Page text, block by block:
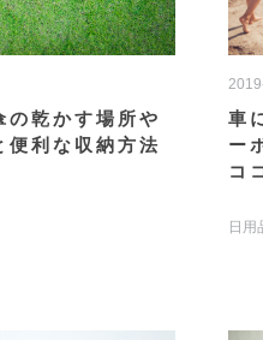
の乾かす場所や
便利な収納方法
車
ー
コ
日用